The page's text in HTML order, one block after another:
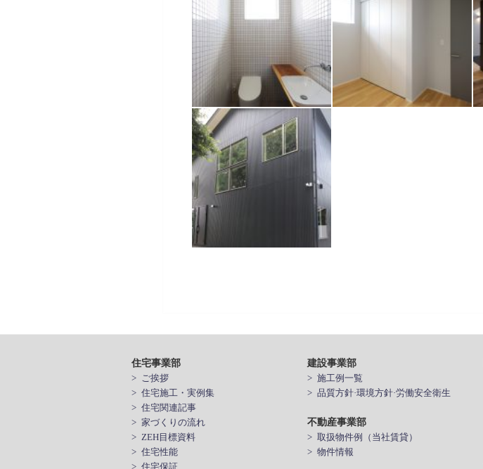
住宅事業部
> ご挨拶
> 住宅施工・実例集
> 住宅関連記事
> 家づくりの流れ
> ZEH目標資料
> 住宅性能
> 住宅保証
建設事業部
> 施工例一覧
> 品質方針·環境方針·労働安全衛生
不動産事業部
> 取扱物件例（当社賃貸）
> 物件情報